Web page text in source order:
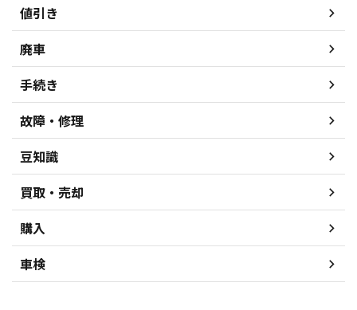
値引き
廃車
手続き
故障・修理
豆知識
買取・売却
購入
車検